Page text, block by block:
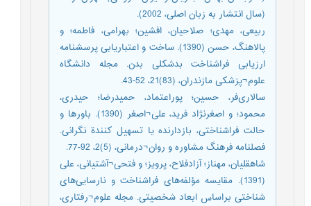
(سال انتشار به زبان اصلی، 2002).
ربیعی، مهدی؛ صلاحیان، افشین؛ بهرامی، فاطمه؛ و
پالاهنگ، حسن (1390). ساخت و اعتباریابی پرسشنامه
ارزیابی فراشناخت بدشکلی بدن. مجله دانشگاه
علوم¬پزشکی مازندران، (83)21، 52-43.
سالاری‌فر، حسین؛ پوراعتماد، حمیدرضا؛ حیدری،
محمود؛ و اصغرنژاد فرید، علی¬اصغر (1390). باورها و
حالت فراشناختی، بازدارنده یا تسهیل کنندة نگرانی.
فصلنامه فرهنگ مشاوره و روان¬درمانی، (5)2، 92-77.
شاهقلیان، مهناز؛ آزادفلاح، پرویز؛ و فتحی¬آشتیانی، علی
(1391). مقایسه مؤلفه‌های فراشناخت و نارسایی‌های
شناختی براساس ابعاد شخصیتی. مجله علوم¬رفتاری،